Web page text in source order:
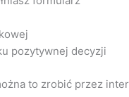
pozytywnej decyzji
to zrobić przez